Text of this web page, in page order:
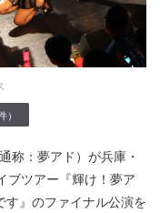
通称：夢アド）が兵庫・
ブツアー『輝け！夢ア
す』のファイナル公演を